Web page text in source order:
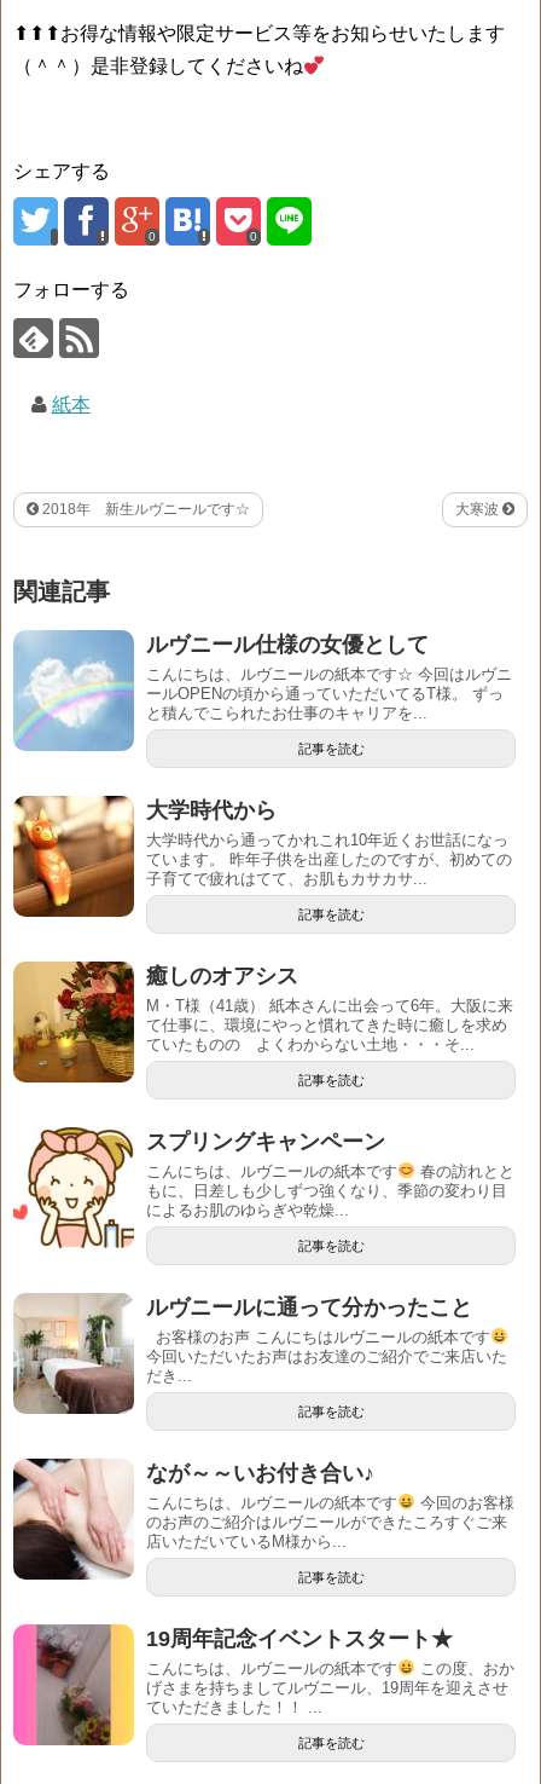
⬆⬆⬆お得な情報や限定サービス等をお知らせいたします
（＾＾）是非登録してくださいね
シェアする
0 0
フォローする
紙本
2018年 新生ルヴニールです☆ 大寒波
関連記事
ルヴニール仕様の女優として
こんにちは、ルヴニールの紙本です☆ 今回はルヴニ
ールOPENの頃から通っていただいてるT様。 ずっ
と積んでこられたお仕事のキャリアを...
記事を読む
大学時代から
大学時代から通ってかれこれ10年近くお世話になっ
ています。 昨年子供を出産したのですが、初めての
子育てで疲れはてて、お肌もカサカサ...
記事を読む
癒しのオアシス
M・T様（41歳） 紙本さんに出会って6年。大阪に来
て仕事に、環境にやっと慣れてきた時に癒しを求め
ていたものの よくわからない土地・・・そ...
記事を読む
スプリングキャンペーン
こんにちは、ルヴニールの紙本です
春の訪れとと
もに、日差しも少しずつ強くなり、季節の変わり目
によるお肌のゆらぎや乾燥...
記事を読む
ルヴニールに通って分かったこと
お客様のお声 こんにちはルヴニールの紙本です
今回いただいたお声はお友達のご紹介でご来店いた
だき...
記事を読む
なが～～いお付き合い♪
こんにちは、ルヴニールの紙本です
今回のお客様
のお声のご紹介はルヴニールができたころすぐご来
店いただいているM様から...
記事を読む
19周年記念イベントスタート★
こんにちは、ルヴニールの紙本です
この度、おか
げさまを持ちましてルヴニール、19周年を迎えさせ
ていただきました！！ ...
記事を読む